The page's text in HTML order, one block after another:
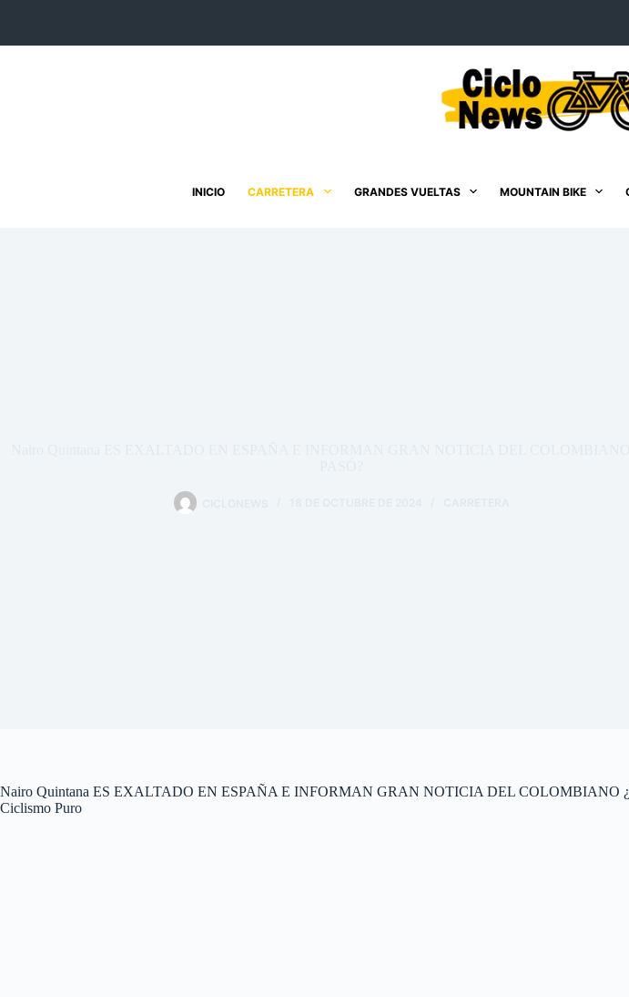
INICIO CARRETERA GRANDES VUELTAS MOUNTAIN BIKE
Nairo Quintana ES EXALTADO EN ESPAÑA E INFORMAN GRAN NOTICIA DEL COLOMBIANO
Ciclismo Puro